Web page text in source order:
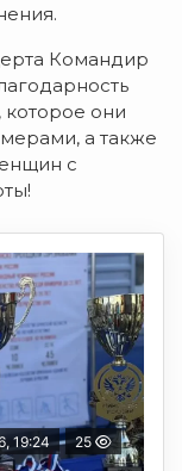
Командир
которое они
а также
с
19:24 25